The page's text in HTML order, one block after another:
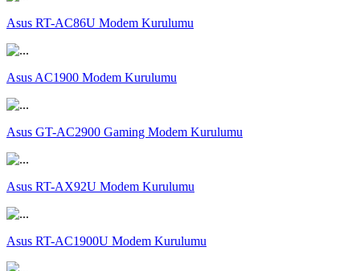
Asus RT-AC86U Modem Kurulumu
Asus AC1900 Modem Kurulumu
Asus GT-AC2900 Gaming Modem Kurulumu
Asus RT-AX92U Modem Kurulumu
Asus RT-AC1900U Modem Kurulumu